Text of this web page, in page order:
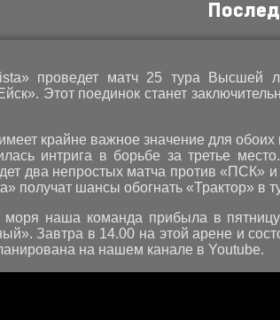
проведет матч 25 тура Высшей
Этот поединок станет
крайне важное значение для
интрига в борьбе за третье
два непростых матча против «ПСК»
получат шансы обогнать «Трактор» в
моря наша команда прибыла в
Завтра в 14.00 на этой арене и
на нашем канале в Youtube.